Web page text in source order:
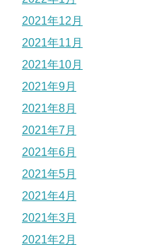
2021年12月
2021年11月
2021年10月
2021年9月
2021年8月
2021年7月
2021年6月
2021年5月
2021年4月
2021年3月
2021年2月